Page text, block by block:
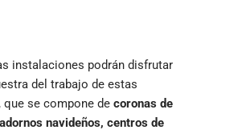
instalaciones podrán disfrutar
del trabajo de estas
que se compone de coronas de
navideños, centros de